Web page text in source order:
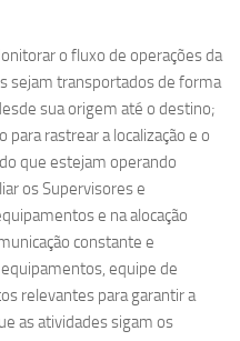
o fluxo de operações da
sejam transportados de forma
sua origem até o destino;
rastrear a localização e o
que estejam operando
os Supervisores e
e na alocação
constante e
equipe de
relevantes para garantir a
as atividades sigam os